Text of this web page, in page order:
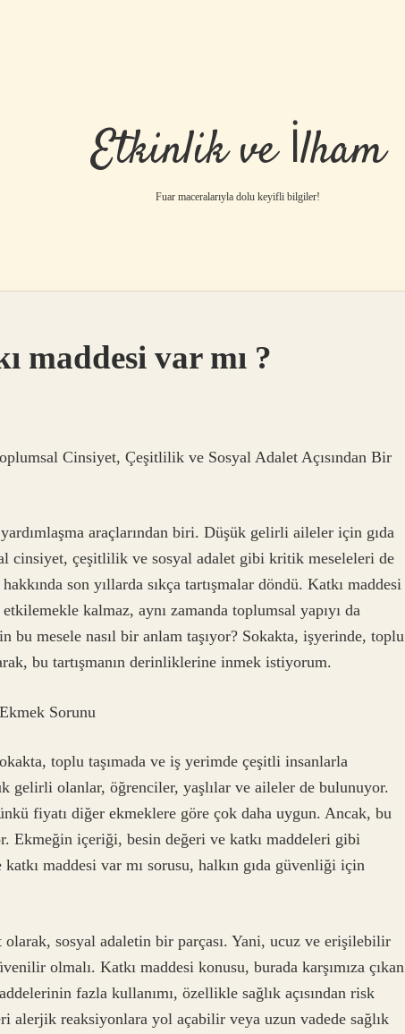
Etkinlik ve İlham
Fuar maceralarıyla dolu keyifli bilgiler!
maddesi var mı ?
Cinsiyet, Çeşitlilik ve Sosyal Adalet Açısından Bir
araçlarından biri. Düşük gelirli aileler için gıda
cinsiyet, çeşitlilik ve sosyal adalet gibi kritik meseleleri de
son yıllarda sıkça tartışmalar döndü. Katkı maddesi
kalmaz, aynı zamanda toplumsal yapıyı da
mesele nasıl bir anlam taşıyor? Sokakta, işyerinde, toplu
bu tartışmanın derinliklerine inmek istiyorum.
Sorunu
toplu taşımada ve iş yerimde çeşitli insanlarla
gelirli olanlar, öğrenciler, yaşlılar ve aileler de bulunuyor.
fiyatı diğer ekmeklere göre çok daha uygun. Ancak, bu
Ekmeğin içeriği, besin değeri ve katkı maddeleri gibi
maddesi var mı sorusu, halkın gıda güvenliği için
sosyal adaletin bir parçası. Yani, ucuz ve erişilebilir
olmalı. Katkı maddesi konusu, burada karşımıza çıkan
fazla kullanımı, özellikle sağlık açısından risk
alerjik reaksiyonlara yol açabilir veya uzun vadede sağlık